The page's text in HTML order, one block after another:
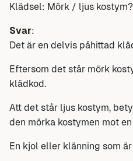
Klädsel: Mörk / ljus kostym?
Svar:
Det är en delvis påhittad
Eftersom det står mörk
klädkod.
Att det står ljus kostym,
den mörka kostymen mot
En kjol eller klänning som